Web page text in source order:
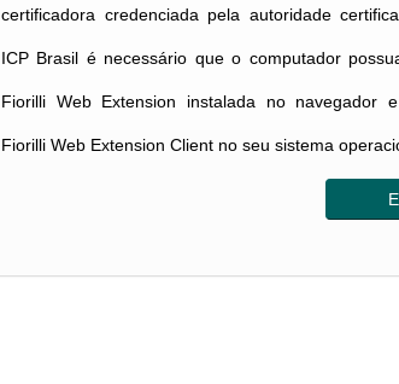
certificadora credenciada pela autoridade
ICP Brasil é necessário que o computador
Fiorilli Web Extension instalada no navegador
Fiorilli Web Extension Client no seu sistema